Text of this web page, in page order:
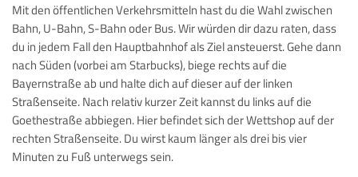
Mit den öffentlichen Verkehrsmitteln hast du die Wahl zwischen
Bahn, U-Bahn, S-Bahn oder Bus. Wir würden dir dazu raten, dass
du in jedem Fall den Hauptbahnhof als Ziel ansteuerst. Gehe dann
nach Süden (vorbei am Starbucks), biege rechts auf die
Bayernstraße ab und halte dich auf dieser auf der linken
Straßenseite. Nach relativ kurzer Zeit kannst du links auf die
Goethestraße abbiegen. Hier befindet sich der Wettshop auf der
rechten Straßenseite. Du wirst kaum länger als drei bis vier
Minuten zu Fuß unterwegs sein.